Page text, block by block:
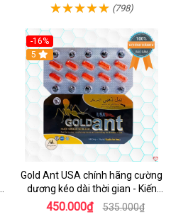
(798)
-16%
5
Gold Ant USA chính hãng cường
dương kéo dài thời gian - Kiến
Vàng Đen Tây Tạng
450.000₫ 535.000₫